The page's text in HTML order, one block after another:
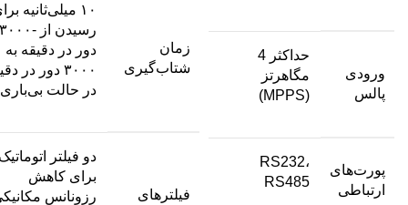
ورودی
پالس
حداکثر 4
مگاهرتز
(MPPS)
پورت‌های
ارتباطی
RS232،
RS485
زمان
شتاب‌گیری
۱۰ میلی‌ثانیه
رسیدن از -۳۰۰۰
دور در دقیقه به
۳۰۰۰ دور در
در حالت بی‌باری
فیلترهای
دو فیلتر
برای کاهش
رزونانس